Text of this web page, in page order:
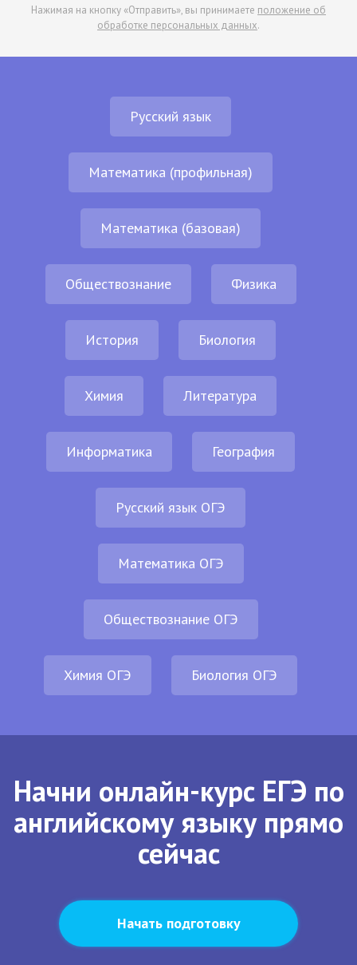
Нажимая на кнопку «Отправить», вы принимаете положение об
обработке персональных данных.
Русский язык
Математика (профильная)
Математика (базовая)
Обществознание Физика
История Биология
Химия Литература
Информатика География
Русский язык ОГЭ
Математика ОГЭ
Обществознание ОГЭ
Химия ОГЭ Биология ОГЭ
Начни онлайн-курс ЕГЭ по
английскому языку прямо
сейчас
Начать подготовку